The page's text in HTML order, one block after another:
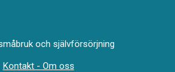
och självförsörjning
Kontakt - Om oss